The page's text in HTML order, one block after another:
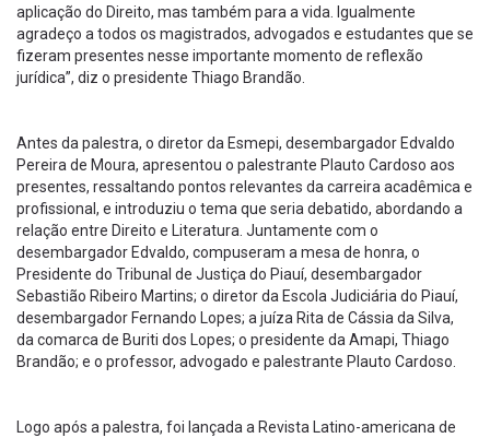
aplicação do Direito, mas também para a vida. Igualmente
agradeço a todos os magistrados, advogados e estudantes que se
fizeram presentes nesse importante momento de reflexão
jurídica”, diz o presidente Thiago Brandão.
Antes da palestra, o diretor da Esmepi, desembargador Edvaldo
Pereira de Moura, apresentou o palestrante Plauto Cardoso aos
presentes, ressaltando pontos relevantes da carreira acadêmica e
profissional, e introduziu o tema que seria debatido, abordando a
relação entre Direito e Literatura. Juntamente com o
desembargador Edvaldo, compuseram a mesa de honra, o
Presidente do Tribunal de Justiça do Piauí, desembargador
Sebastião Ribeiro Martins; o diretor da Escola Judiciária do Piauí,
desembargador Fernando Lopes; a juíza Rita de Cássia da Silva,
da comarca de Buriti dos Lopes; o presidente da Amapi, Thiago
Brandão; e o professor, advogado e palestrante Plauto Cardoso.
Logo após a palestra, foi lançada a Revista Latino-americana de